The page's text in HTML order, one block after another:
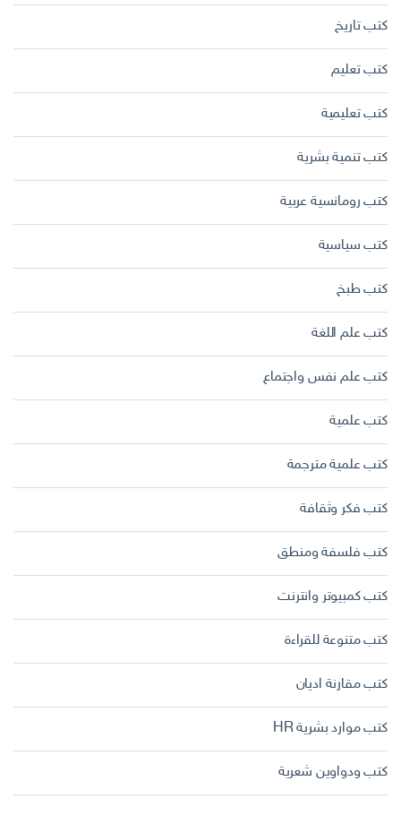
كتب تاريخ
كتب تعليم
كتب تعليمية
كتب تنمية بشرية
كتب رومانسية عربية
كتب سياسية
كتب طبخ
كتب علم اللغة
كتب علم نفس واجتماع
كتب علمية
كتب علمية مترجمة
كتب فكر وثقافة
كتب فلسفة ومنطق
كتب كمبيوتر وانترنت
كتب متنوعة للقراءة
كتب مقارنة اديان
كتب موارد بشرية HR
كتب ودواوين شعرية